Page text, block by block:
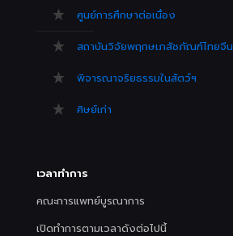
ศูนย์การศึกษาต่อเนื่อง
สถาบันวิจัยพฤกษเภสัชภัณฑ์ไทยจีน
พิจารณาจริยธรรมในสัตว์ฯ
ศิษย์เก่า
เวลาทำการ
คณะการแพทย์บูรณาการ
เปิดทำการตามเวลาดังต่อไปนี้